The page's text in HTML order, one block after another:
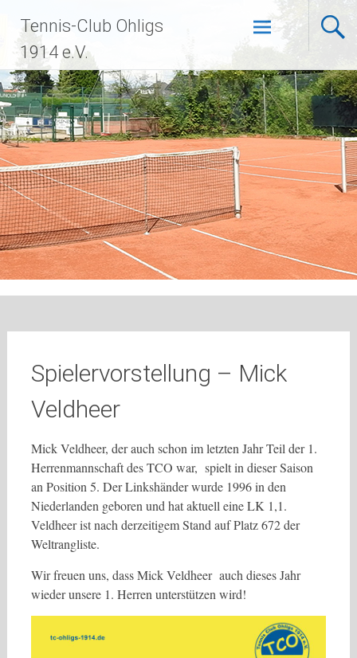
Inhalt
springen
Tennis-Club Ohligs
1914 e.V.
Spielervorstellung – Mick
Veldheer
Mick Veldheer, der auch schon im letzten Jahr Teil der 1.
Herrenmannschaft des TCO war, spielt in dieser Saison
an Position 5. Der Linkshänder wurde 1996 in den
Niederlanden geboren und hat aktuell eine LK 1,1.
Veldheer ist nach derzeitigem Stand auf Platz 672 der
Weltrangliste.
Wir freuen uns, dass Mick Veldheer auch dieses Jahr
wieder unsere 1. Herren unterstützen wird!